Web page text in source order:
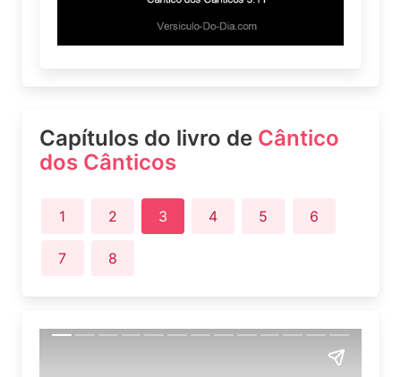
Capítulos do livro de Cântico
dos Cânticos
1 2 3 4 5 6
7 8